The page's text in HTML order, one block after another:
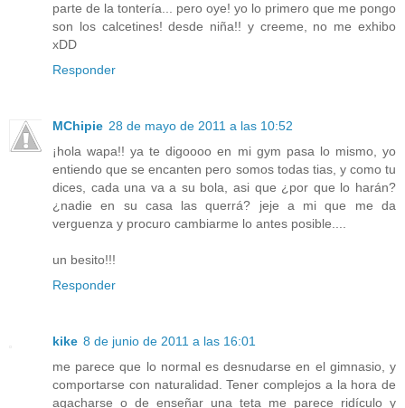
parte de la tontería... pero oye! yo lo primero que me pongo
son los calcetines! desde niña!! y creeme, no me exhibo
xDD
Responder
MChipie 28 de mayo de 2011 a las 10:52
¡hola wapa!! ya te digoooo en mi gym pasa lo mismo, yo
entiendo que se encanten pero somos todas tias, y como tu
dices, cada una va a su bola, asi que ¿por que lo harán?
¿nadie en su casa las querrá? jeje a mi que me da
verguenza y procuro cambiarme lo antes posible....
un besito!!!
Responder
kike 8 de junio de 2011 a las 16:01
me parece que lo normal es desnudarse en el gimnasio, y
comportarse con naturalidad. Tener complejos a la hora de
agacharse o de enseñar una teta me parece ridículo y